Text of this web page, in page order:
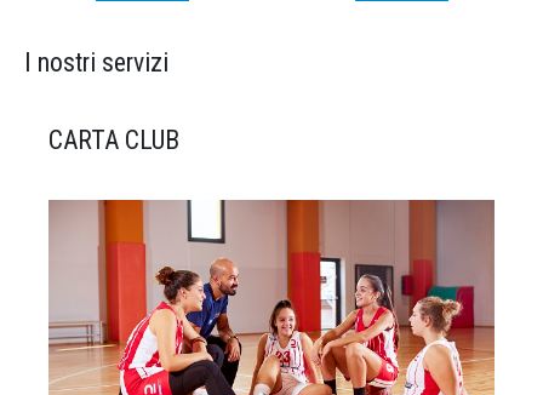
I nostri servizi
CARTA CLUB